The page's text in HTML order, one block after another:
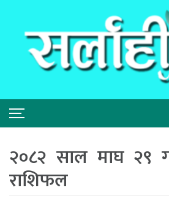
२०८२ साल माघ २९
राशिफल